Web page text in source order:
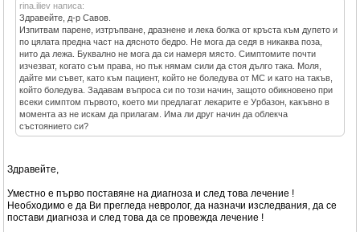
rina.iliev написа:
Здравейте, д-р Савов.
Изпитвам парене, изтръпване, дразнене и лека болка от кръста към дупето и
по цялата предна част на дясното бедро. Не мога да седя в никаква поза,
нито да лежа. Буквално не мога да си намеря място. Симптомите почти
изчезват, когато съм права, но пък нямам сили да стоя дълго така. Моля,
дайте ми съвет, като към пациент, който не боледува от МС и като на такъв,
който боледува. Задавам въпроса си по този начин, защото обикновено при
всеки симптом първото, което ми предлагат лекарите е Урбазон, какъвно в
момента аз не искам да прилагам. Има ли друг начин да облекча
състоянието си?
Здравейте,
Уместно е първо поставяне на диагноза и след това лечение !
Необходимо е да Ви прегледа невролог, да назначи изследвания, да се
постави диагноза и след това да се провежда лечение !